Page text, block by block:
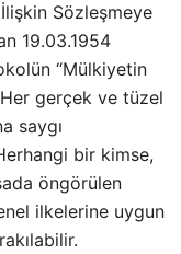
Sözleşmeye
19.03.1954
“Mülkiyetin
gerçek ve tüzel
saygı
bir kimse,
öngörülen
ilkelerine uygun